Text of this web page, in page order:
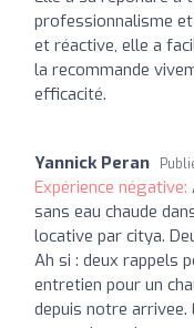
professionnalisme
et réactive, elle a
la recommande
efficacité.
Yannick Peran
Expérience négative:
sans eau chaude
locative par citya.
Ah si : deux rappels
entretien pour un
depuis notre arrivee.